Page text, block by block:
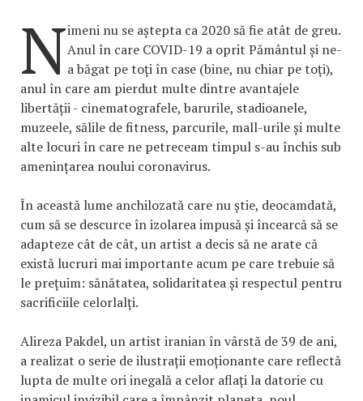
Nimeni nu se aștepta ca 2020 să fie atât de greu.
Anul în care COVID-19 a oprit Pământul și ne-
a băgat pe toți în case (bine, nu chiar pe toți),
anul în care am pierdut multe dintre avantajele
libertății - cinematografele, barurile, stadioanele,
muzeele, sălile de fitness, parcurile, mall-urile și multe
alte locuri în care ne petreceam timpul s-au închis sub
amenințarea noului coronavirus.
În această lume anchilozată care nu știe, deocamdată,
cum să se descurce în izolarea impusă și încearcă să se
adapteze cât de cât, un artist a decis să ne arate că
există lucruri mai importante acum pe care trebuie să
le prețuim: sănătatea, solidaritatea și respectul pentru
sacrificiile celorlalți.
Alireza Pakdel, un artist iranian în vârstă de 39 de ani,
a realizat o serie de ilustrații emoționante care reflectă
lupta de multe ori inegală a celor aflați la datorie cu